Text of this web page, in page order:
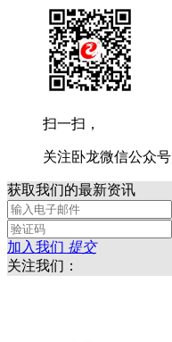
扫一扫，
关注卧龙微信公众号
获取我们的最新资讯
加入我们 提交
关注我们：